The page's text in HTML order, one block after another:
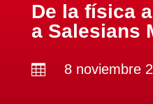
De la física
a Salesians
 8 noviembre